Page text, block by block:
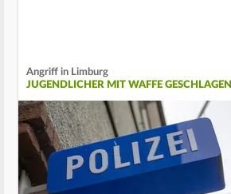
Angriff in Limburg
JUGENDLICHER MIT WAFFE GESCHLAGEN